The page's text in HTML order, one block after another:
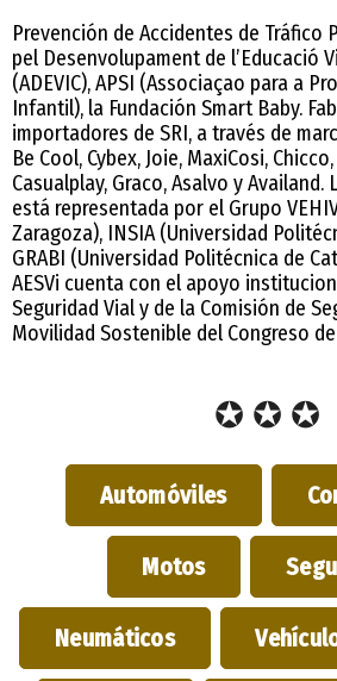
Prevención de Accidentes de Tráfico
pel Desenvolupament de l’Educació
(ADEVIC), APSI (Associaçao para a
Infantil), la Fundación Smart Baby.
importadores de SRI, a través de
Be Cool, Cybex, Joie, MaxiCosi,
Casualplay, Graco, Asalvo y
está representada por el Grupo
Zaragoza), INSIA (Universidad
GRABI (Universidad Politécnica de
AESVi cuenta con el apoyo
Seguridad Vial y de la Comisión de
Movilidad Sostenible del Congreso
✪ ✪ ✪
Automóviles
Motos
Neumáticos